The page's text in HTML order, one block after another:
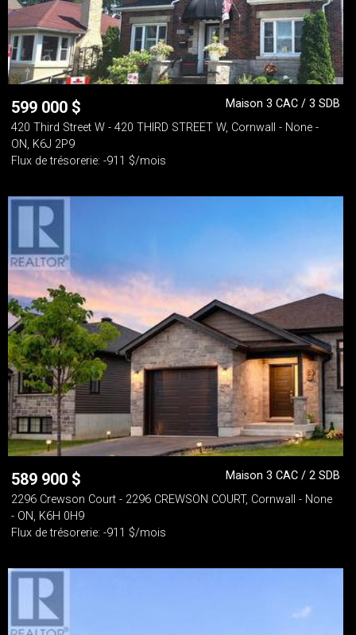
599 000 $
Maison 3 CAC / 3 SDB
420 Third Street W - 420 THIRD STREET W, Cornwall - None -
ON, K6J 2P9
Flux de trésorerie: -911 $/mois
589 900 $
Maison 3 CAC / 2 SDB
2296 Crewson Court - 2296 CREWSON COURT, Cornwall - None
- ON, K6H 0H9
Flux de trésorerie: -911 $/mois